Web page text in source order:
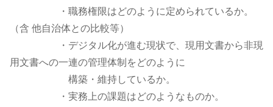
・職務権限はどのように定められているか。
（含 他自治体との比較等）
・デジタル化が進む現状で、現用文書から非現
用文書への一連の管理体制をどのように
構築・維持しているか。
・実務上の課題はどのようなものか。